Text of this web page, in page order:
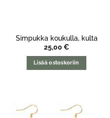
Simpukka koukulla, kulta
25,00 €
Lisää ostoskoriin